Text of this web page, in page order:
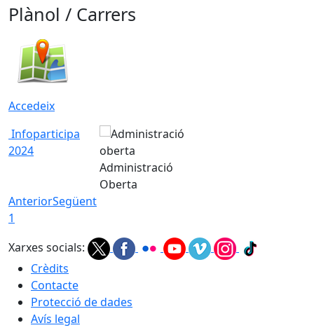
Plànol / Carrers
Accedeix
Infoparticipa
2024
Administració
Oberta
AnteriorSegüent
1
Xarxes socials:
Crèdits
Contacte
Protecció de dades
Avís legal